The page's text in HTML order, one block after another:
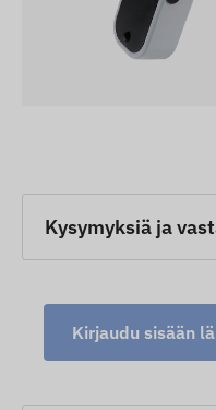
Kysymyksiä ja
Kirjaudu sisään